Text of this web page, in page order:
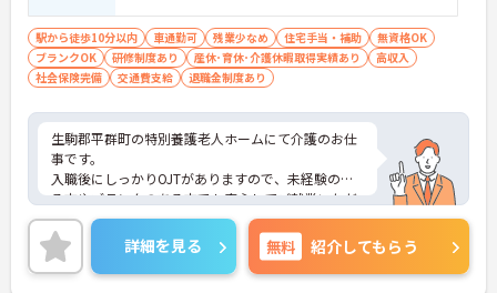
駅から徒歩10分以内 車通勤可 残業少なめ 住宅手当・補助
無資格OK
ブランクOK
研修制度あり 産休･育休･介護休暇取得実績あり
高収入
社会保険完備
交通費支給 退職金制度あり
生駒郡平群町の特別養護老人ホームにて介護のお仕
事です。
入職後にしっかりOJTがありますので、未経験のあ
る方やブランクのある方でも安心してご就業いただ
けます。
ご興味がある方は是非一度マイナビまでお問い合わ
せください。さらに詳細などお伝えします！
詳細を見る 無料 紹介してもらう